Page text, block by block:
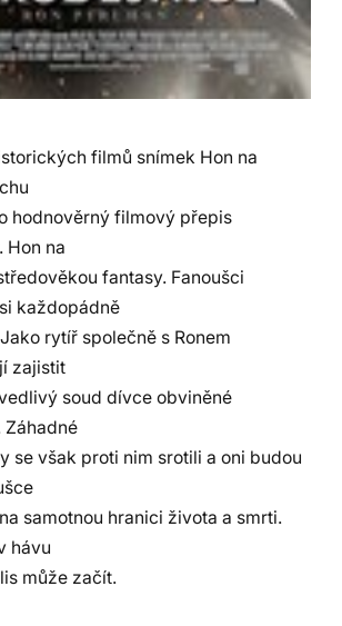
filmů snímek Hon na
hodnověrný filmový přepis
Hon na
fantasy. Fanoušci
každopádně
rytíř společně s Ronem
zajistit
soud dívce obviněné
se však proti nim srotili a oni budou
samotnou hranici života a smrti.
hávu
může začít.